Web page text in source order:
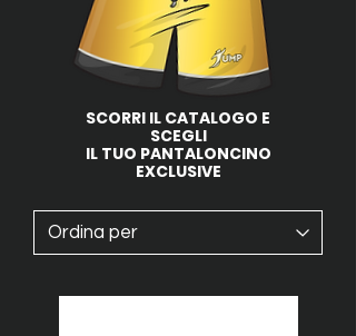
SCORRI IL CATALOGO E
SCEGLI
IL TUO PANTALONCINO
EXCLUSIVE